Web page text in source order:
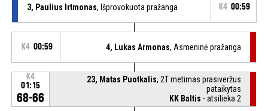
3, Paulius Irtmonas, Išprovokuota pražanga K4 00:59
K4 00:59 4, Lukas Armonas, Asmeninė pražanga
K4
01:15
68-66
23, Matas Puotkalis, 2T metimas prasiveržus
pataikytas
KK Baltis - atsilieka 2